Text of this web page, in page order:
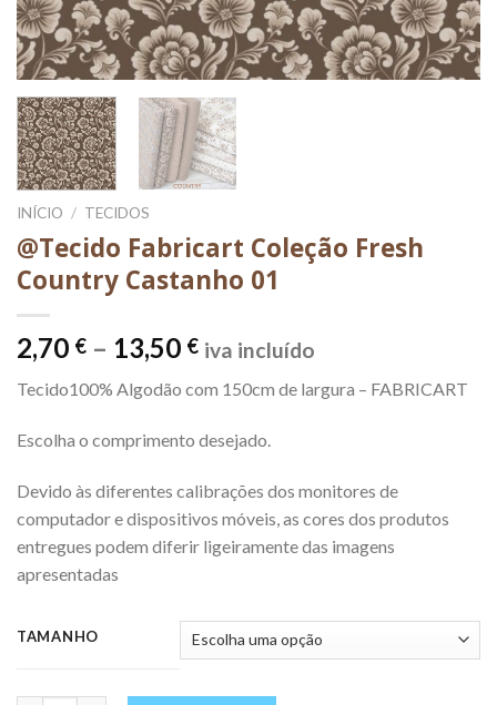
INÍCIO / TECIDOS
@Tecido Fabricart Coleção Fresh
Country Castanho 01
2,70 € – 13,50 €Price
2,70 €
through
13,50 €
iva incluído
Tecido100% Algodão com 150cm de largura – FABRICART
Escolha o comprimento desejado.
Devido às diferentes calibrações dos monitores de
computador e dispositivos móveis, as cores dos produtos
entregues podem diferir ligeiramente das imagens
apresentadas
TAMANHO